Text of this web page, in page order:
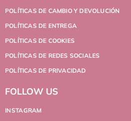
POLÍTICAS DE CAMBIO Y DEVOLUCIÓN
POLÍTICAS DE ENTREGA
POLÍTICAS DE COOKIES
POLÍTICAS DE REDES SOCIALES
POLÍTICAS DE PRIVACIDAD
FOLLOW US
INSTAGRAM